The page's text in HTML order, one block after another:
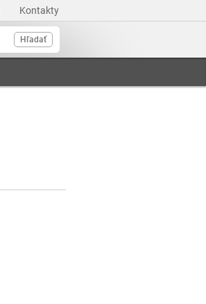
Kontakty
Hľadať